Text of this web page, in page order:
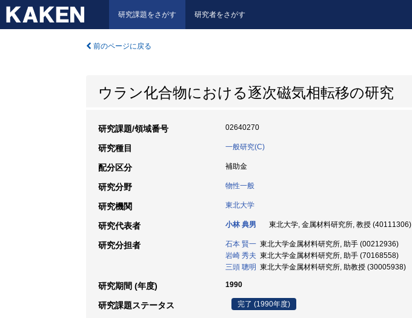
研究課題をさがす 研究者をさがす
前のページに戻る
ウラン化合物における逐次磁気相転移の研究
研究課題/領域番号 02640270
研究種目 一般研究(C)
配分区分 補助金
研究分野 物性一般
研究機関 東北大学
研究代表者 小林 典男 東北大学, 金属材料研究所, 教授 (40111306)
研究分担者 石本 賢一 東北大学金属材料研究所, 助手 (00212936)
岩崎 秀夫 東北大学金属材料研究所, 助手 (70168558)
三頭 聰明 東北大学金属材料研究所, 助教授 (30005938)
研究期間 (年度) 1990
研究課題ステータス 完了 (1990年度)